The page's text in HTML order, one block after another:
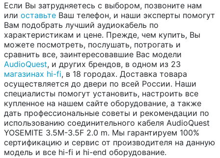
Если Вы затрудняетесь с выбором, позвоните нам
или оставьте Ваш телефон, и наши эксперты помогут
Вам подобрать лучший аудиокабель по
характеристикам и цене. Прежде, чем купить, Вы
можете посмотреть, послушать, потрогать и
сравнить все, заинтересовавшие Вас модели
AudioQuest, и других брендов, в одном из 23
магазинах hi-fi, в 18 городах. Доставка товара
осуществляется до двери по всей России. Наши
специалисты помогут установить, настроить все
купленное на нашем сайте оборудование, а также
дать профессиональные советы и рекомендации по
использованию соединительного кабеля AudioQuest
YOSEMITE 3.5M-3.5F 2.0 m. Мы гарантируем 100%
сертификацию и сервис от производителя на данную
модель и все hi-fi и hi-end оборудование.